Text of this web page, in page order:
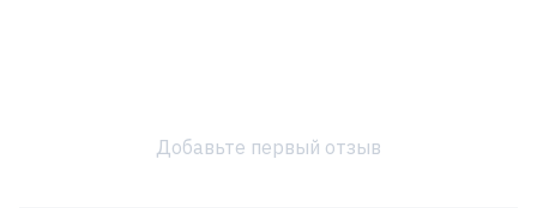
Добавьте первый отзыв